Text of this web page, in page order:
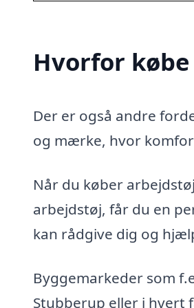
Hvorfor
Der er også andre
og mærke, hvor
Når du køber
arbejdstøj, får du en
kan rådgive dig og
Byggemarkeder som
Stubberup eller i hvert